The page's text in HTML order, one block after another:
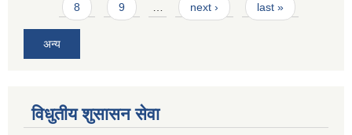
8 9 … next › last »
अन्य
विधुतीय शुसासन सेवा